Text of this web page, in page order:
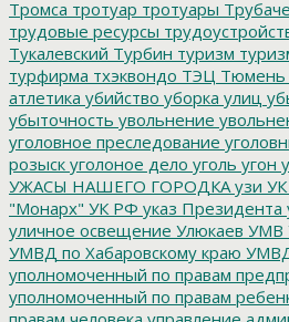
Тромса тротуар тротуары
трудовые ресурсы
Тукалевский Турбин туризм
турфирма тхэквондо ТЭЦ Тюмень
атлетика убийство уборка улиц
убыточность увольнение
уголовное преследование
розыск уголоное дело уголь угон
УЖАСЫ НАШЕГО ГОРОДКА узи УК
"Монарх" УК РФ указ Президента
уличное освещение Улюкаев УМВ
УМВД по Хабаровскому краю
уполномоченный по правам
уполномоченный по правам